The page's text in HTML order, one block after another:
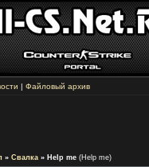
| Файловый архив
» Свалка » Help me (Help me)